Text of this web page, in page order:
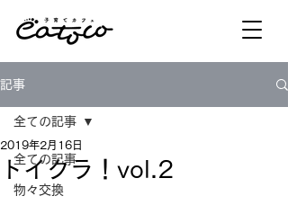
記事
全ての記事
物々交換
全ての記事
トイクラ！vol.2
2019年2月16日